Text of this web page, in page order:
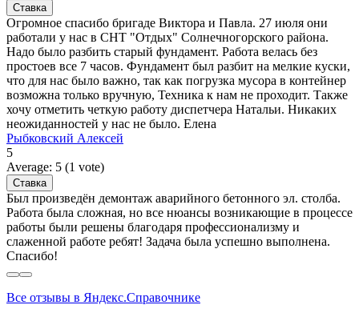
Огромное спасибо бригаде Виктора и Павла. 27 июля они
работали у нас в СНТ "Отдых" Солнечногорского района.
Надо было разбить старый фундамент. Работа велась без
простоев все 7 часов. Фундамент был разбит на мелкие куски,
что для нас было важно, так как погрузка мусора в контейнер
возможна только вручную, Техника к нам не проходит. Также
хочу отметить четкую работу диспетчера Натальи. Никаких
неожиданностей у нас не было. Елена
Рыбковский Алексей
5
Average: 5 (1 vote)
Был произведён демонтаж аварийного бетонного эл. столба.
Работа была сложная, но все нюансы возникающие в процессе
работы были решены благодаря профессионализму и
слаженной работе ребят! Задача была успешно выполнена.
Спасибо!
Все отзывы в Яндекс.Справочнике